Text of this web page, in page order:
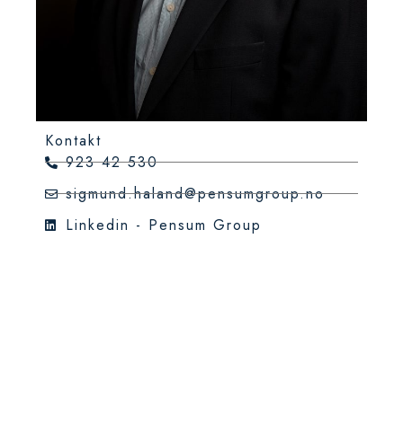
Kontakt
923 42 530
sigmund.haland@pensumgroup.no
Linkedin - Pensum Group